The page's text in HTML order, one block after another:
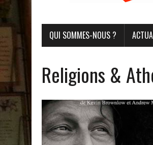
QUI SOMMES-NOUS ?
Religions &